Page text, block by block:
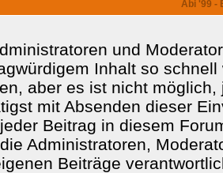
Abi '99 -
und
Inhalt so
aber es ist nicht
mit Absenden dieser
Beitrag in diesem
Administratoren,
Beiträge